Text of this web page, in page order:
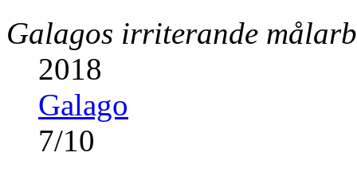
Galagos irriterande
2018
Galago
7/10